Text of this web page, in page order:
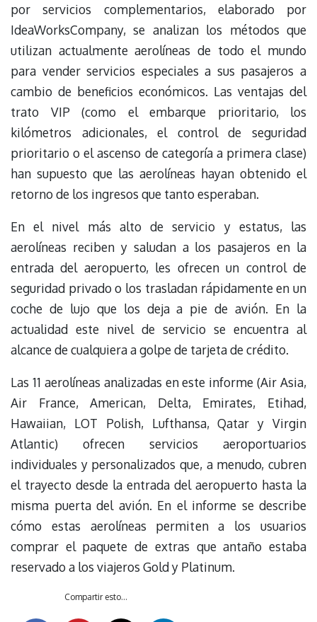
por servicios complementarios, elaborado por
IdeaWorksCompany, se analizan los métodos que
utilizan actualmente aerolíneas de todo el mundo
para vender servicios especiales a sus pasajeros a
cambio de beneficios económicos. Las ventajas del
trato VIP (como el embarque prioritario, los
kilómetros adicionales, el control de seguridad
prioritario o el ascenso de categoría a primera clase)
han supuesto que las aerolíneas hayan obtenido el
retorno de los ingresos que tanto esperaban.
En el nivel más alto de servicio y estatus, las
aerolíneas reciben y saludan a los pasajeros en la
entrada del aeropuerto, les ofrecen un control de
seguridad privado o los trasladan rápidamente en un
coche de lujo que los deja a pie de avión. En la
actualidad este nivel de servicio se encuentra al
alcance de cualquiera a golpe de tarjeta de crédito.
Las 11 aerolíneas analizadas en este informe (Air Asia,
Air France, American, Delta, Emirates, Etihad,
Hawaiian, LOT Polish, Lufthansa, Qatar y Virgin
Atlantic) ofrecen servicios aeroportuarios
individuales y personalizados que, a menudo, cubren
el trayecto desde la entrada del aeropuerto hasta la
misma puerta del avión. En el informe se describe
cómo estas aerolíneas permiten a los usuarios
comprar el paquete de extras que antaño estaba
reservado a los viajeros Gold y Platinum.
Compartir esto...